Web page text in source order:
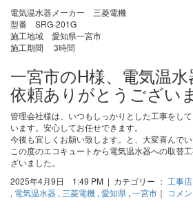
電気温水器メーカー 三菱電機
型番 SRG-201G
施工地域 愛知県一宮市
施工期間 3時間
一宮市のH様、電気温
依頼ありがとうござい
管理会社様は、いつもしっかりとした工事をし
います。安心してお任せできます。
今後も宜しくお願い致します。と、大変喜んでい
この度のエコキュートから電気温水器への取替
ざいました。
2025年4月9日 1:49 PM | カテゴリー ： 工事店
, 電気温水器 , 三菱電機 , 愛知県 , 一宮市 ｜ コメ